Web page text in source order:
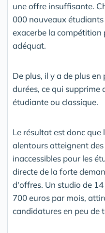
une offre insuffisante.
000 nouveaux
exacerbe la
adéquat.
De plus, il y a de plus
durées, ce qui supprime
étudiante ou classique.
Le résultat est donc que
alentours atteignent
inaccessibles pour les
directe de la forte
d'offres. Un studio de
700 euros par mois,
candidatures en peu de